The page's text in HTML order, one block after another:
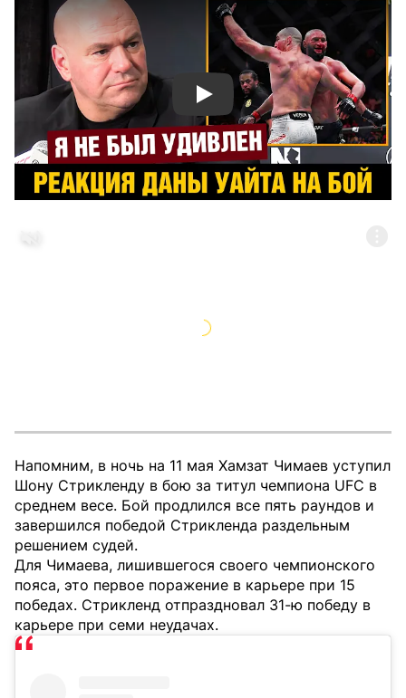
Смотреть видео YouTube
Напомним, в ночь на 11 мая Хамзат Чимаев уступил
Шону Стрикленду в бою за титул чемпиона UFC в
среднем весе. Бой продлился все пять раундов и
завершился победой Стрикленда раздельным
решением судей.
Для Чимаева, лишившегося своего чемпионского
пояса, это первое поражение в карьере при 15
победах. Стрикленд отпраздновал 31-ю победу в
карьере при семи неудачах.